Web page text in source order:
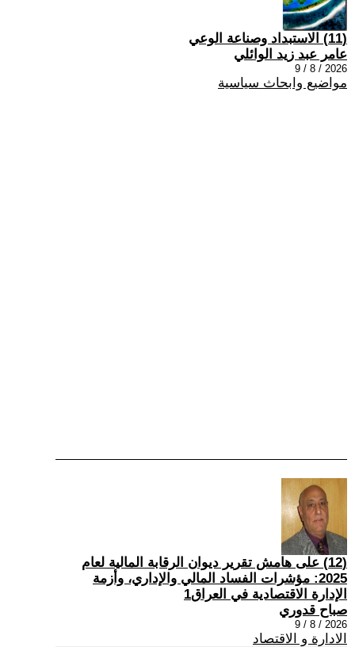
(11) الاستبداد وصناعة الوعي
عامر عبد زيد الوائلي
2026 / 8 / 9
مواضيع وابحاث سياسية
(12) على هامش تقرير ديوان الرقابة المالية لعام
2025: مؤشرات الفساد المالي والإداري، وأزمة
الإدارة الاقتصادية في العراق1
صباح قدوري
2026 / 8 / 9
الادارة و الاقتصاد